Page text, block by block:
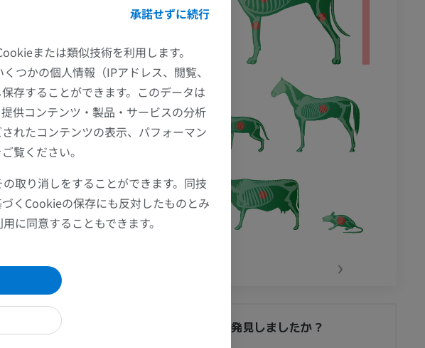
›
間違いを発見しましたか？
承諾せずに続行
または類似技術を利用します。
つかの個人情報（IPアドレス、閲覧、
存することができます。このデータは
供コンテンツ・製品・サービスの分析
れたコンテンツの表示、パフォーマン
覧ください。
取り消しをすることができます。同技
くCookieの保存にも反対したものとみ
に同意することもできます。